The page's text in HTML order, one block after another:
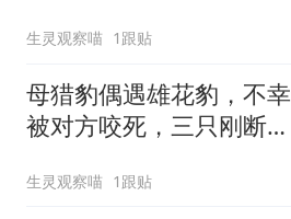
生灵观察喵 1跟贴
母猎豹偶遇雄花豹，不幸
被对方咬死，三只刚断奶
生灵观察喵 1跟贴